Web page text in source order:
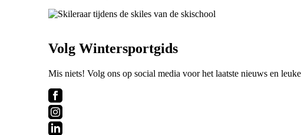
Volg Wintersportgids
Mis niets! Volg ons op social media voor het laatste nieuws en